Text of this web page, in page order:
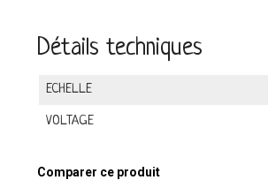
Détails techniques
ECHELLE
VOLTAGE
Comparer ce produit